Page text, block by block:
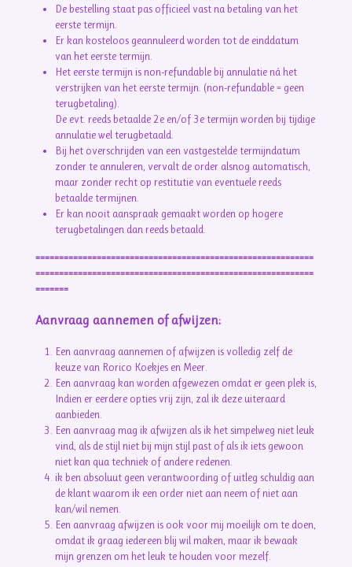
De bestelling staat pas officieel vast na betaling van het
eerste termijn.
Er kan kosteloos geannuleerd worden tot de einddatum
van het eerste termijn.
Het eerste termijn is non-refundable bij annulatie ná het
verstrijken van het eerste termijn. (non-refundable = geen
terugbetaling).
De evt. reeds betaalde 2e en/of 3e termijn worden bij tijdige
annulatie wel terugbetaald.
Bij het overschrijden van een vastgestelde termijndatum
zonder te annuleren, vervalt de order alsnog automatisch,
maar zonder recht op restitutie van eventuele reeds
betaalde termijnen.
Er kan nooit aanspraak gemaakt worden op hogere
terugbetalingen dan reeds betaald.
===========================================================
===========================================================
=======
Aanvraag aannemen of afwijzen:
Een aanvraag aannemen of afwijzen is volledig zelf de
keuze van Rorico Koekjes en Meer.
Een aanvraag kan worden afgewezen omdat er geen plek is,
Indien er eerdere opties vrij zijn, zal ik deze uiteraard
aanbieden.
Een aanvraag mag ik afwijzen als ik het simpelweg niet leuk
vind, als de stijl niet bij mijn stijl past of als ik iets gewoon
niet kan qua techniek of andere redenen.
ik ben absoluut geen verantwoording of uitleg schuldig aan
de klant waarom ik een order niet aan neem of niet aan
kan/wil nemen.
Een aanvraag afwijzen is ook voor mij moeilijk om te doen,
omdat ik graag iedereen blij wil maken, maar ik bewaak
mijn grenzen om het leuk te houden voor mezelf.